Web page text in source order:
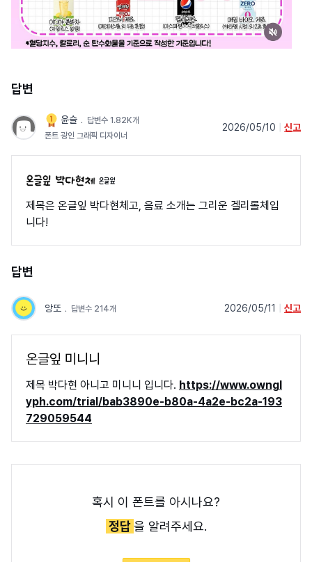
답변
윤슬 ﹒ 답변수 1.82K개
폰트 광인 그래픽 디자이너
2026/05/10 신고
온글잎
제목은 온글잎 박다현체고, 음료 소개는 그리운 겔리롤체입
니다!
답변
앙또 ﹒ 답변수 214개 2026/05/11 신고
온글잎 미니니
제목 박다현 아니고 미니니 입니다. https://www.owngl
yph.com/trial/bab3890e-b80a-4a2e-bc2a-193
729059544
혹시 이 폰트를 아시나요?
정답을 알려주세요.